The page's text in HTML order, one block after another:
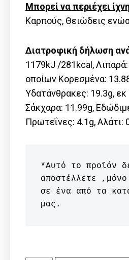
Μπορεί να περιέχει
Καρπούς, Θειώδεις
Διατροφική δήλωση
1179kJ /281kcal,
οποίων Kορεσμένα:
Υδατάνθρακες: 19.3g,
Σάκχαρα: 11.99g,
Πρωτεΐνες: 4.1g, Αλάτι:
*Αυτό το προϊόν
αποστέλλετε
σε ένα από τα
μας.